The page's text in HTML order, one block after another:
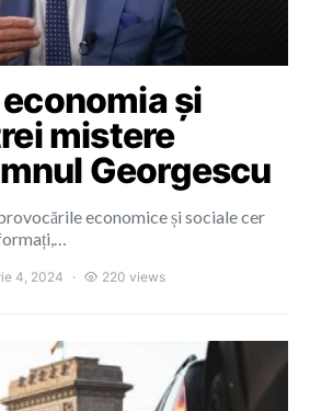
și
mistere
Georgescu
economice și sociale cer
4, 2024 220 views